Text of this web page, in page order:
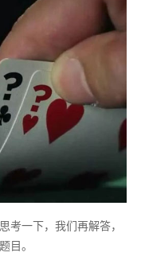
考一下，我们再解答，
目。